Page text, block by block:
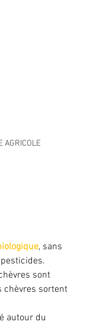
AGRICOLE
, sans
sont
chèvres sortent
autour du